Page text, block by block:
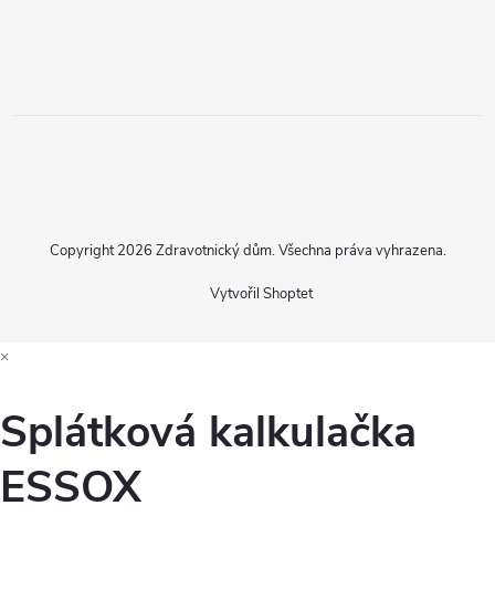
Vytvořil Shoptet
Copyright 2026 Zdravotnický dům. Všechna práva vyhrazena.
×
Splátková kalkulačka
ESSOX